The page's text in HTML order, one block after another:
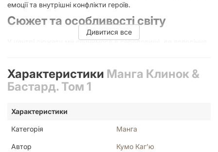
емоції та внутрішні конфлікти героїв.
Сюжет та особливості світу
У центрі сюжету ми опинимося в середовищі, де володіння
двох різних шляхів: витонченого мистецтва володіння
клинком та грубої, але ефективної сили «бастарда». Це
історія про пошук себе, про те, як минуле впливає на
досягти вершини майстерності.
Чому варто прочитати цю мангу?
Висока якість візуалізації: Деталізоване малювання
Дивитися все
Характеристики Манга Клинок &
Бастард. Том 1
Характеристики
Категорія Манга
Автор Кумо Каг’ю